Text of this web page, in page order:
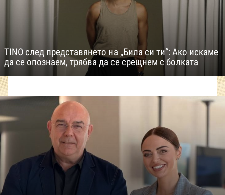
TINO след представянето на „Била си ти“: Ако искаме
да се опознаем, трябва да се срещнем с болката